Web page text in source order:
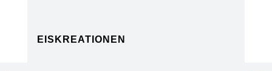
EISKREATIONEN